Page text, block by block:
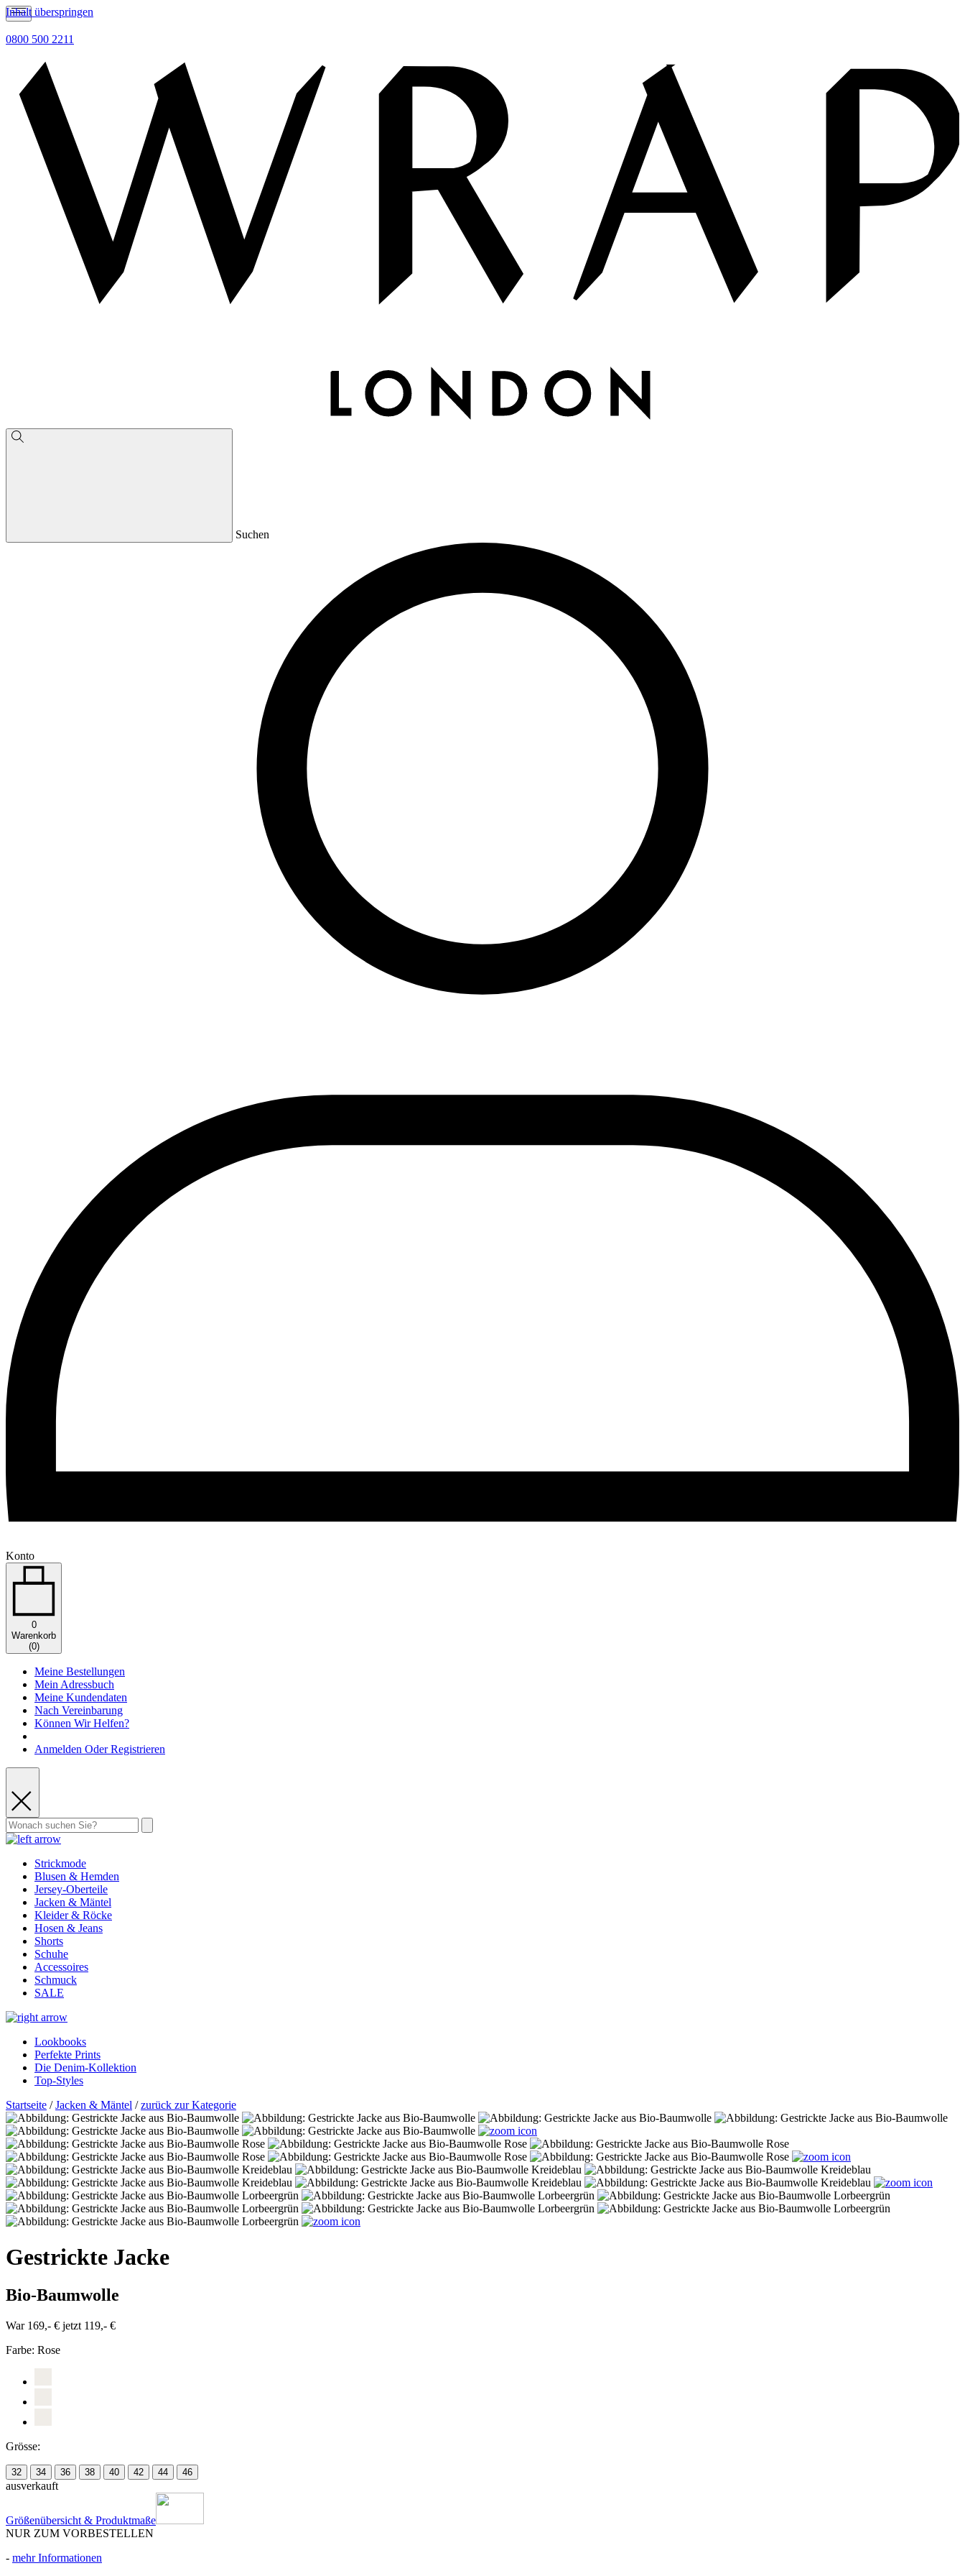
Inhalt überspringen
0800 500 2211
Suchen
Konto
0
Warenkorb
(0)
Meine Bestellungen
Mein Adressbuch
Meine Kundendaten
Nach Vereinbarung
Können Wir Helfen?
Anmelden Oder Registrieren
Strickmode
Blusen & Hemden
Jersey-Oberteile
Jacken & Mäntel
Kleider & Röcke
Hosen & Jeans
Shorts
Schuhe
Accessoires
Schmuck
SALE
Lookbooks
Perfekte Prints
Die Denim-Kollektion
Top-Styles
Startseite /Jacken & Mäntel /zurück zur Kategorie
Gestrickte Jacke
Bio-Baumwolle
War 169,- € jetzt 119,- €
Farbe: Rose
Grösse:
32 34 36 38 40 42 44 46
ausverkauft
Größenübersicht & Produktmaße
NUR ZUM VORBESTELLEN
- mehr Informationen